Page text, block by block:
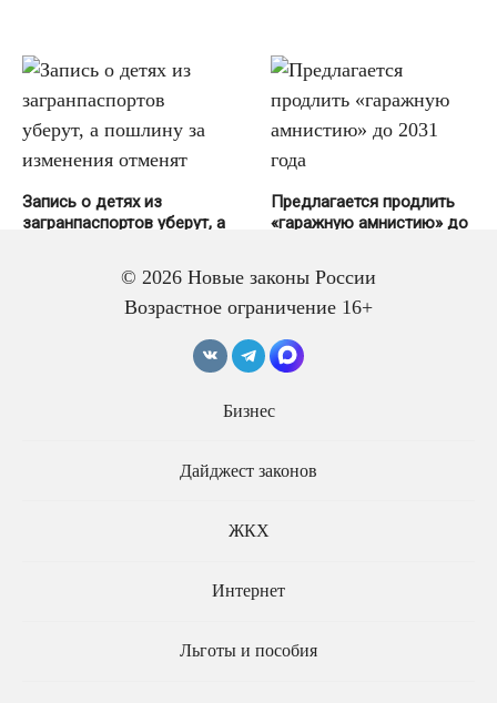
Запись о детях из
загранпаспортов уберут, а
Предлагается продлить
«гаражную амнистию» до
В России может
© 2026 Новые законы России
Возрастное ограничение 16+
Бизнес
Дайджест законов
ЖКХ
Интернет
Льготы и пособия